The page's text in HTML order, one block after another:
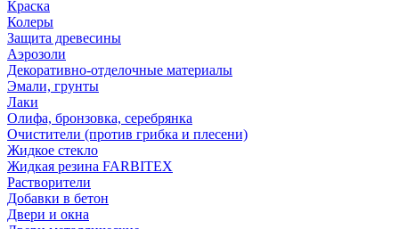
Краска
Колеры
Защита древесины
Аэрозоли
Декоративно-отделочные материалы
Эмали, грунты
Лаки
Олифа, бронзовка, серебрянка
Очистители (против грибка и плесени)
Жидкое стекло
Жидкая резина FARBITEX
Растворители
Добавки в бетон
Двери и окна